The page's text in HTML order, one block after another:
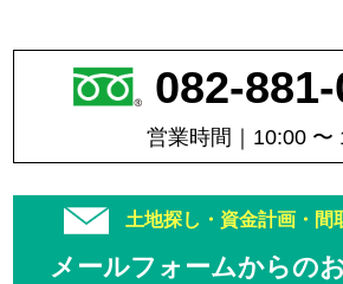
082-
営業時間｜10:00 〜
土地探し・資金計画・間
メールフォームからの